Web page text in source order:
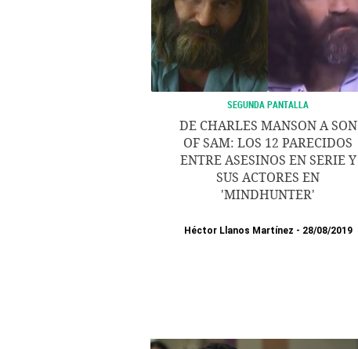
SEGUNDA PANTALLA
DE CHARLES MANSON A SON
OF SAM: LOS 12 PARECIDOS
ENTRE ASESINOS EN SERIE Y
SUS ACTORES EN
'MINDHUNTER'
Héctor Llanos Martínez 28/08/2019